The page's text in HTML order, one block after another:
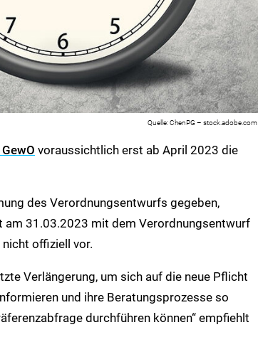
ChenPG – stock.adobe.com
voraussichtlich erst ab April 2023 die
des Verordnungsentwurfs gegeben,
am 31.03.2023 mit dem Verordnungsentwurf
offiziell vor.
Verlängerung, um sich auf die neue Pflicht
und ihre Beratungsprozesse so
durchführen können“ empfiehlt